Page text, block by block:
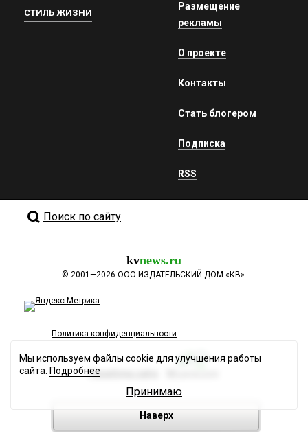
СТИЛЬ ЖИЗНИ
Размещение
рекламы
О проекте
Контакты
Стать блогером
Подписка
RSS
Поиск по сайту
kvnews.ru
© 2001—2026 ООО ИЗДАТЕЛЬСКИЙ ДОМ «КВ».
Политика конфиденциальности
Разработка сайта
Наверх
Мы используем файлы cookie для улучшения работы
сайта. Подробнее
Принимаю